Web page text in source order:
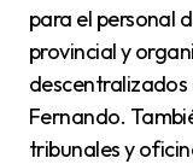
para el personal
provincial y
Fernando.
tribunales y